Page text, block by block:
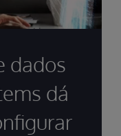
dados
dá